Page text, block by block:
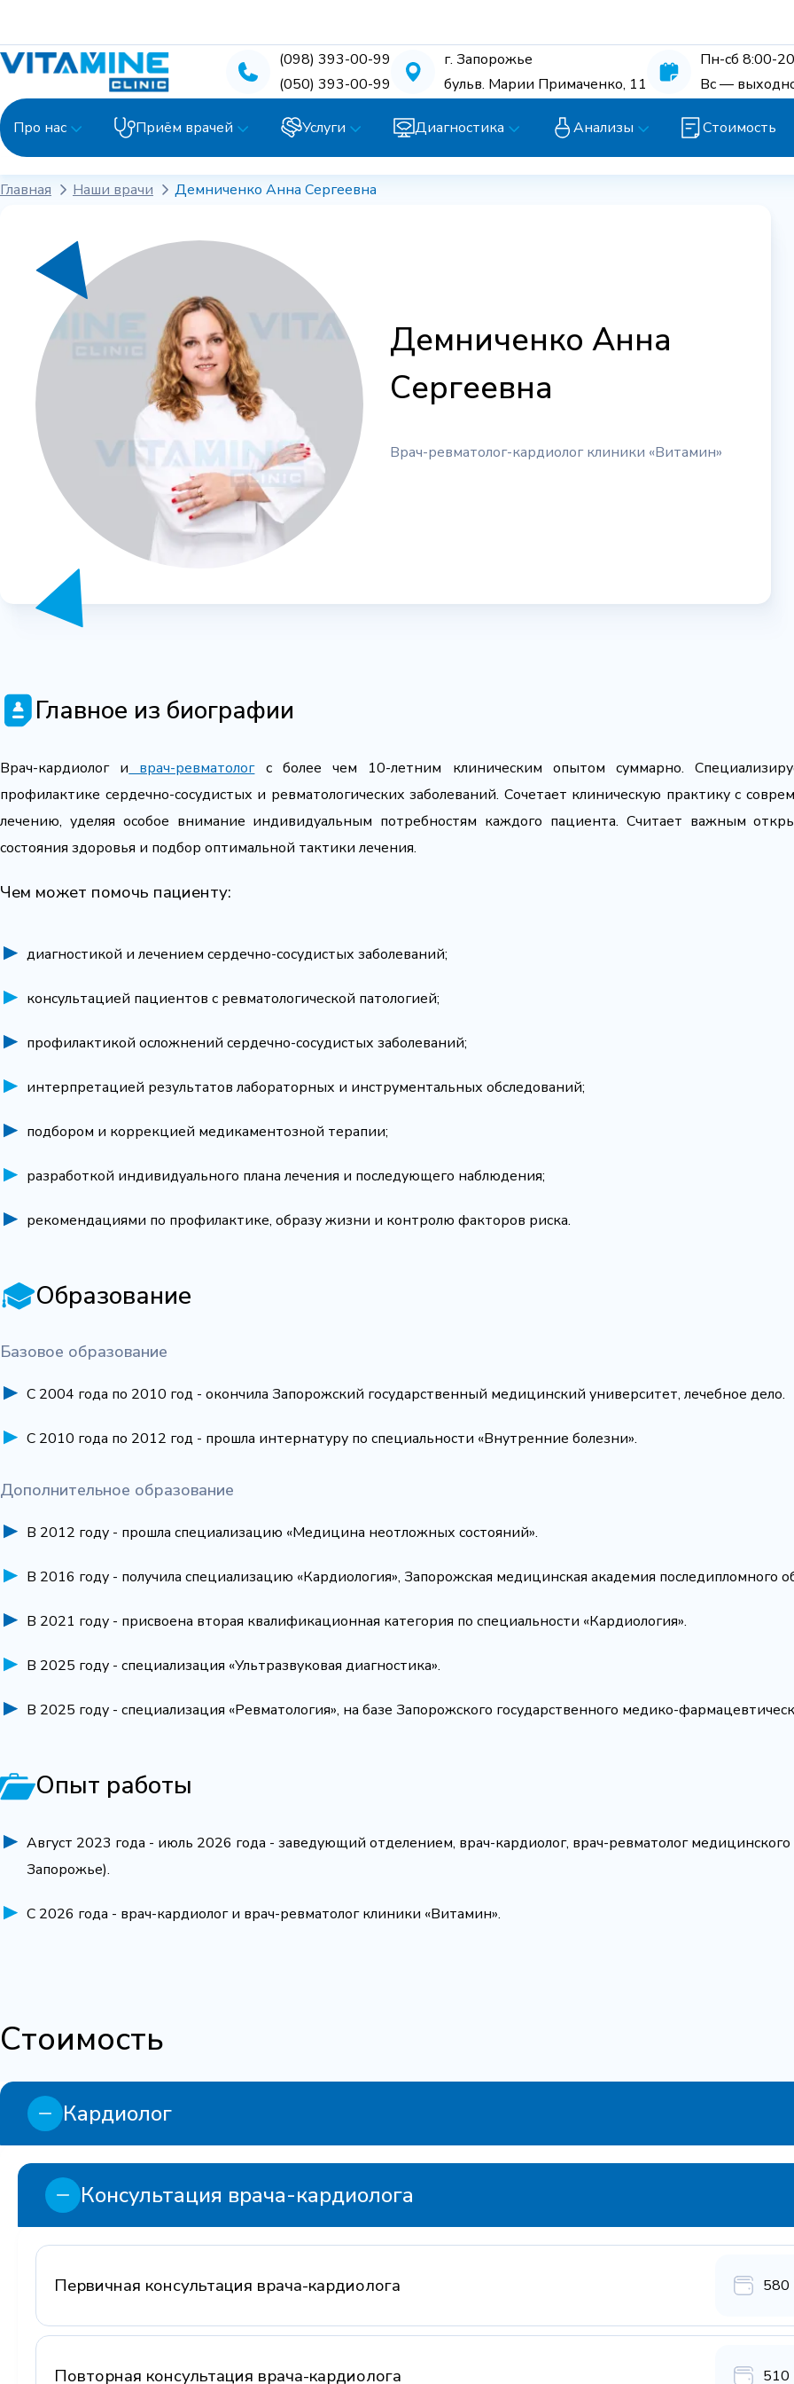
(098) 393-00-99
(050) 393-00-99
г. Запорожье
бульв. Марии Примаченко, 11
Пн-сб 8:00-
Вс —
Про нас Приём врачей Услуги Диагностика Анализы Стоимость
Главная Наши врачи Демниченко Анна Сергеевна
Демниченко Анна
Сергеевна
Врач-ревматолог-кардиолог клиники «Витамин»
Главное из биографии
Врач-кардиолог и врач-ревматологс более чем 10-летним клиническим опытом суммарно.
профилактике сердечно-сосудистых и ревматологических заболеваний. Сочетает клиническую практику с
лечению, уделяя особое внимание индивидуальным потребностям каждого пациента. Считает важным
состояния здоровья и подбор оптимальной тактики лечения.
Чем может помочь пациенту:
диагностикой и лечением сердечно-сосудистых заболеваний;
консультацией пациентов с ревматологической патологией;
профилактикой осложнений сердечно-сосудистых заболеваний;
интерпретацией результатов лабораторных и инструментальных обследований;
подбором и коррекцией медикаментозной терапии;
разработкой индивидуального плана лечения и последующего наблюдения;
рекомендациями по профилактике, образу жизни и контролю факторов риска.
Образование
Базовое образование
С 2004 года по 2010 год - окончила Запорожский государственный медицинский университет, лечебное дело.
С 2010 года по 2012 год - прошла интернатуру по специальности «Внутренние болезни».
Дополнительное образование
В 2012 году - прошла специализацию «Медицина неотложных состояний».
В 2016 году - получила специализацию «Кардиология», Запорожская медицинская академия последипломного
В 2021 году - присвоена вторая квалификационная категория по специальности «Кардиология».
В 2025 году - специализация «Ультразвуковая диагностика».
В 2025 году - специализация «Ревматология», на базе Запорожского государственного медико-
Опыт работы
Август 2023 года - июль 2026 года - заведующий отделением, врач-кардиолог, врач-ревматолог
Запорожье).
С 2026 года - врач-кардиолог и врач-ревматолог клиники «Витамин».
Стоимость
Кардиолог
Консультация врача-кардиолога
Первичная консультация врача-кардиолога 580
Повторная консультация врача-кардиолога 510